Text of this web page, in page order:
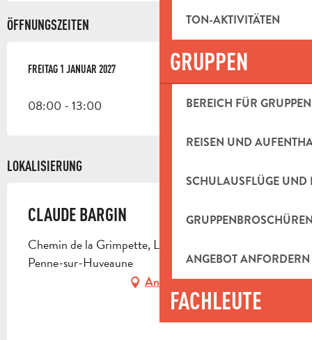
TON-AKTIVITÄTEN
GRUPPEN
BEREICH FÜR GRUPPEN
REISEN UND
SCHULAUSFLÜGE UND
ANGEBOT ANFORDERN
FACHLEUTE
ÖFFNUNGSZEITEN
FREITAG 1 JANUAR 2027
FREITAG 1 JANUAR 2027
08:00 - 13:00
LOKALISIERUNG
CLAUDE BARGIN
Chemin de la Grimpette, La Bastidone, 13821 La
Penne-sur-Huveaune
Anfahrt